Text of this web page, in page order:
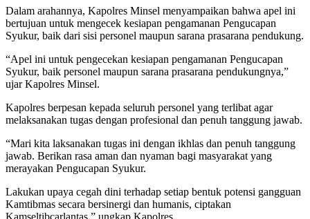
Dalam arahannya, Kapolres Minsel menyampaikan bahwa apel ini
bertujuan untuk mengecek kesiapan pengamanan Pengucapan
Syukur, baik dari sisi personel maupun sarana prasarana pendukung.
“Apel ini untuk pengecekan kesiapan pengamanan Pengucapan
Syukur, baik personel maupun sarana prasarana pendukungnya,”
ujar Kapolres Minsel.
Kapolres berpesan kepada seluruh personel yang terlibat agar
melaksanakan tugas dengan profesional dan penuh tanggung jawab.
“Mari kita laksanakan tugas ini dengan ikhlas dan penuh tanggung
jawab. Berikan rasa aman dan nyaman bagi masyarakat yang
merayakan Pengucapan Syukur.
Lakukan upaya cegah dini terhadap setiap bentuk potensi gangguan
Kamtibmas secara bersinergi dan humanis, ciptakan
Kamseltibcarlantas,” ungkap Kapolres.